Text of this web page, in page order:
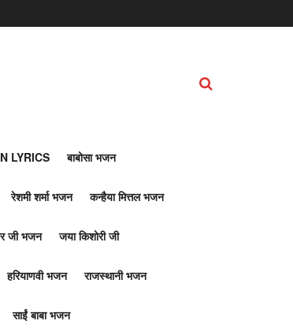
LYRICS बाबोसा भजन
रेशमी शर्मा भजन कन्हैया मित्तल भजन
जी भजन जया किशोरी जी
हरियाणवी भजन राजस्थानी भजन
साईं बाबा भजन